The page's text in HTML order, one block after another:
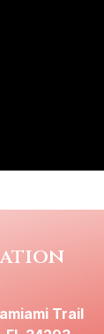
Trail